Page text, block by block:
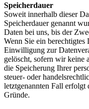
Speicherdauer
Soweit innerhalb dieser
Speicherdauer genannt
Daten bei uns, bis der
Wenn Sie ein berechtigtes
Einwilligung zur
gelöscht, sofern wir keine
die Speicherung Ihrer
steuer- oder
letztgenannten Fall erfolgt
Gründe.